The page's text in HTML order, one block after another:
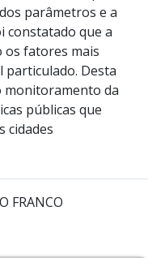
parâmetros e a
constatado que a
os fatores mais
particulado. Desta
monitoramento da
públicas que
cidades
FRANCO